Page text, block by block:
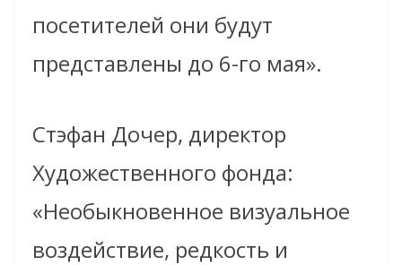
посетителей они будут
представлены до 6-го мая».
Стэфан Дочер, директор
Художественного фонда:
«Необыкновенное визуальное
воздействие, редкость и